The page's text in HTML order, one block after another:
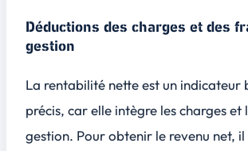
Déductions des charges et des
gestion
La rentabilité nette est un indicateur
précis, car elle intègre les charges et
gestion. Pour obtenir le revenu net,